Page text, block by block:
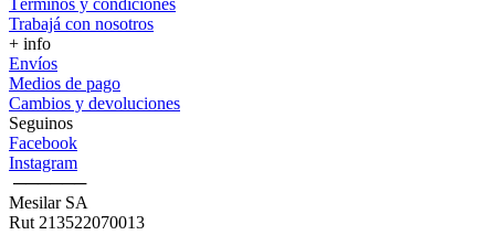
Términos y condiciones
Trabajá con nosotros
+ info
Envíos
Medios de pago
Cambios y devoluciones
Seguinos
Facebook
Instagram
‎ ──────
Mesilar SA
Rut 213522070013